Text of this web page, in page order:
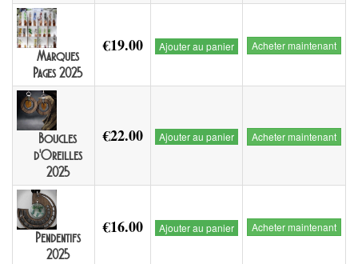
Marques
Pages 2025
€19.00 Ajouter au panier Acheter maintenant
Boucles
d'Oreilles
2025
€22.00 Ajouter au panier Acheter maintenant
Pendentifs
2025
€16.00 Ajouter au panier Acheter maintenant